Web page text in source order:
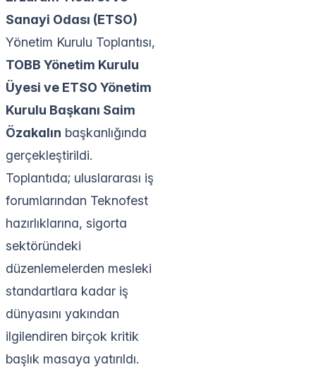
Sanayi Odası (ETSO)
Yönetim Kurulu Toplantısı,
TOBB Yönetim Kurulu
Üyesi ve ETSO Yönetim
Kurulu Başkanı Saim
Özakalın başkanlığında
gerçekleştirildi.
Toplantıda; uluslararası iş
forumlarından Teknofest
hazırlıklarına, sigorta
sektöründeki
düzenlemelerden mesleki
standartlara kadar iş
dünyasını yakından
ilgilendiren birçok kritik
başlık masaya yatırıldı.